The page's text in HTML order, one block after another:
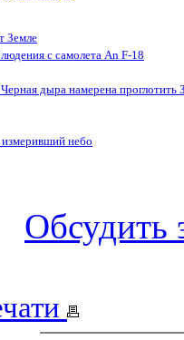
Земле
с самолета An F-18
дыра намерена проглотить
измеривший небо
Обсудить